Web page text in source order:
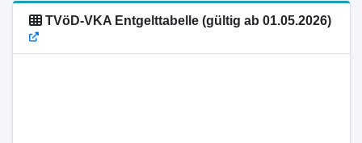
TVöD-VKA Entgelttabelle (gültig ab 01.05.2026)